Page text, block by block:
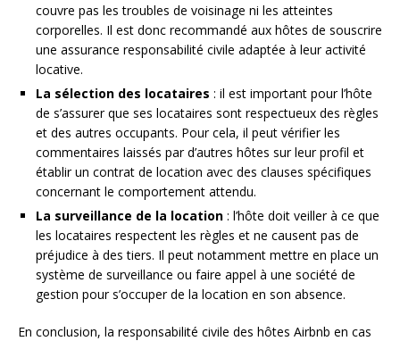
couvre pas les troubles de voisinage ni les atteintes
corporelles. Il est donc recommandé aux hôtes de souscrire
une assurance responsabilité civile adaptée à leur activité
locative.
La sélection des locataires : il est important pour l’hôte
de s’assurer que ses locataires sont respectueux des règles
et des autres occupants. Pour cela, il peut vérifier les
commentaires laissés par d’autres hôtes sur leur profil et
établir un contrat de location avec des clauses spécifiques
concernant le comportement attendu.
La surveillance de la location : l’hôte doit veiller à ce que
les locataires respectent les règles et ne causent pas de
préjudice à des tiers. Il peut notamment mettre en place un
système de surveillance ou faire appel à une société de
gestion pour s’occuper de la location en son absence.
En conclusion, la responsabilité civile des hôtes Airbnb en cas